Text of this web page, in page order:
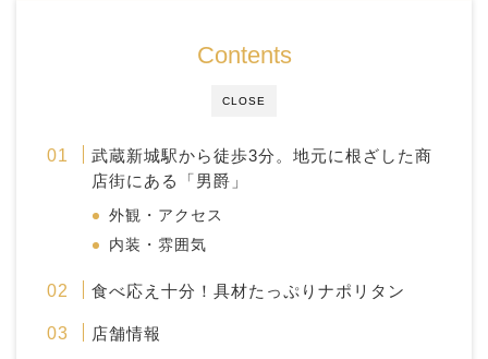
CLOSE
Contents
武蔵新城駅から徒歩3分。地元に根ざした商
店街にある「男爵」
外観・アクセス
内装・雰囲気
食べ応え十分！具材たっぷりナポリタン
店舗情報